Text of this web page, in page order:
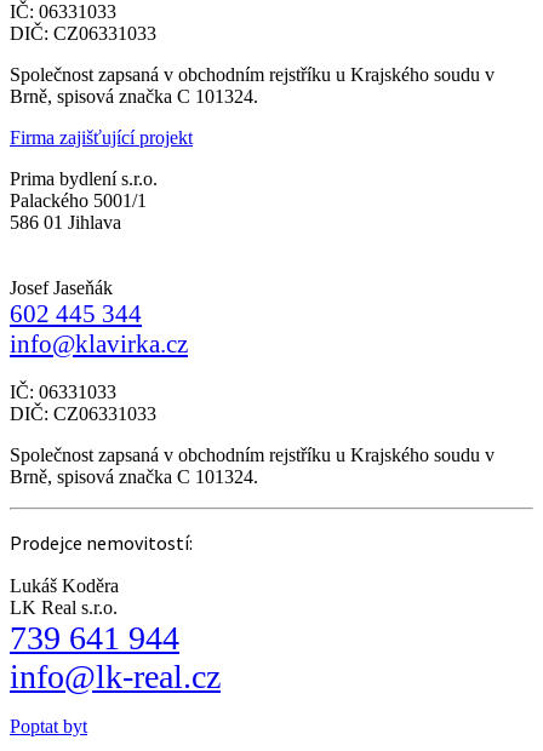
IČ: 06331033
DIČ: CZ06331033
Společnost zapsaná v obchodním rejstříku u Krajského soudu v
Brně, spisová značka C 101324.
Firma zajišťující projekt
Prima bydlení s.r.o.
Palackého 5001/1
586 01 Jihlava
Josef Jaseňák
602 445 344
info@klavirka.cz
IČ: 06331033
DIČ: CZ06331033
Společnost zapsaná v obchodním rejstříku u Krajského soudu v
Brně, spisová značka C 101324.
Prodejce nemovitostí:
Lukáš Koděra
LK Real s.r.o.
739 641 944
info@lk-real.cz
Poptat byt